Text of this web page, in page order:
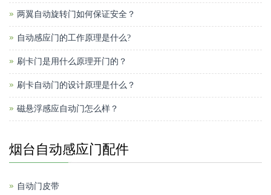
两翼自动旋转门如何保证安全？
自动感应门的工作原理是什么?
刷卡门是用什么原理开门的？
刷卡自动门的设计原理是什么？
磁悬浮感应自动门怎么样？
烟台自动感应门配件
自动门皮带